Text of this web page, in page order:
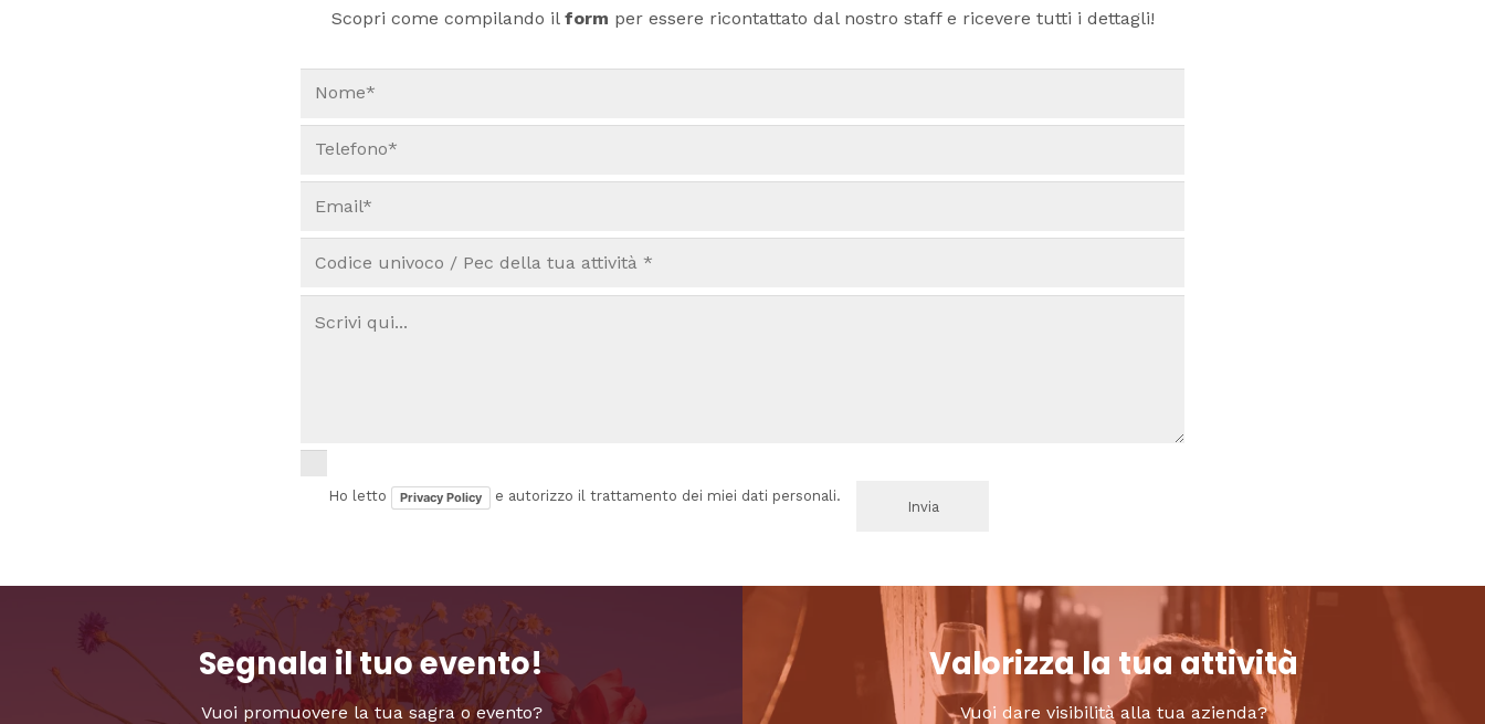
Scopri come compilando il form per essere ricontattato dal nostro staff e ricevere tutti i dettagli!
Ho letto Privacy Policy e autorizzo il trattamento dei miei dati personali.
Segnala il tuo evento!
Vuoi promuovere la tua sagra o evento?
Valorizza la tua attività
Vuoi dare visibilità alla tua azienda?